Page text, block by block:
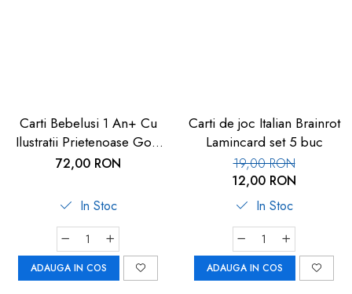
Carti Bebelusi 1 An+ Cu
Ilustratii Prietenoase Goki
3Buc | Carboysafety
72,00 RON
In Stoc
ADAUGA IN COS
Carti de joc Italian Brainrot
Lamincard set 5 buc
19,00 RON
12,00 RON
In Stoc
ADAUGA IN COS